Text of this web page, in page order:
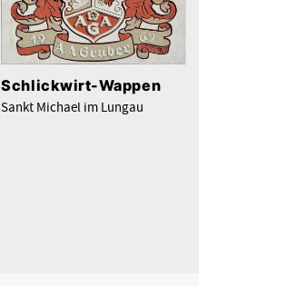
Schlickwirt-Wappen
Sankt Michael im Lungau